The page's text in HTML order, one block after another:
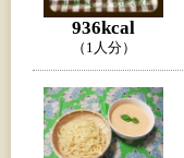
936kcal
（1人分）